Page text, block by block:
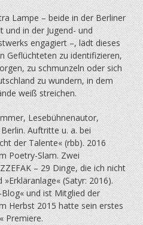
Lampe – beide in der Berliner
und in der Jugend- und
engagiert –, lädt dieses
Geflüchteten zu identifizieren,
zu schmunzeln oder sich
zu wundern, in dem
weiß streichen.
Lesebühnenautor,
Auftritte u. a. bei
der Talente« (rbb). 2016
Poetry-Slam. Zwei
– 29 Dinge, die ich nicht
(Satyr: 2016).
und ist Mitglied der
Herbst 2015 hatte sein erstes
Premiere.